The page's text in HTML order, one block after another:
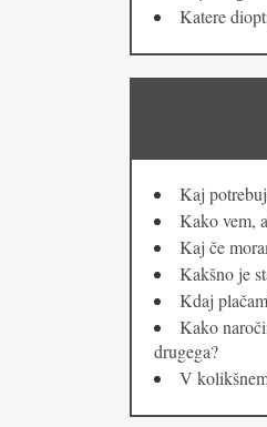
Katere
Kaj
Kako vem,
Kaj če
Kakšno je
Kdaj
Kako
drugega?
V